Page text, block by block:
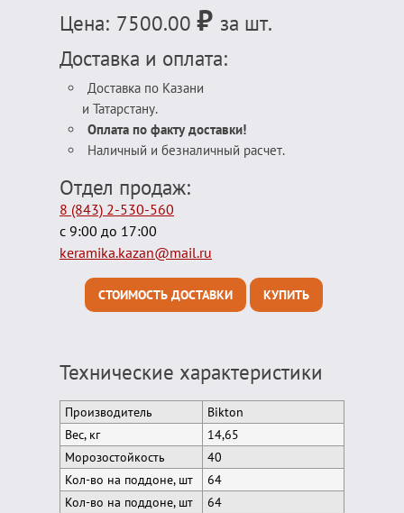
Цена: 7500.00 ₽ за шт.
Доставка и оплата:
Доставка по Казани
и Татарстану.
Оплата по факту доставки!
Наличный и безналичный расчет.
Отдел продаж:
8 (843) 2-530-560
с 9:00 до 17:00
keramika.kazan@mail.ru
СТОИМОСТЬ ДОСТАВКИ КУПИТЬ
Технические характеристики
Производитель
Bikton
Вес, кг
14,65
Морозостойкость
40
Кол-во на поддоне, шт
64
Кол-во на поддоне, шт
64